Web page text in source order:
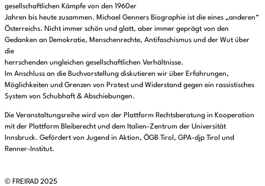
gesellschaftlichen Kämpfe von den 1960er
Jahren bis heute zusammen. Michael Genners Biographie ist die eines „anderen“
Österreichs. Nicht immer schön und glatt, aber immer geprägt von den
Gedanken an Demokratie, Menschenrechte, Antifaschismus und der Wut über
die
herrschenden ungleichen gesellschaftlichen Verhältnisse.
Im Anschluss an die Buchvorstellung diskutieren wir über Erfahrungen,
Möglichkeiten und Grenzen von Protest und Widerstand gegen ein rassistisches
System von Schubhaft & Abschiebungen.
Die Veranstaltungsreihe wird von der Plattform Rechtsberatung in Kooperation
mit der Plattform Bleiberecht und dem Italien-Zentrum der Universität
Innsbruck. Gefördert von Jugend in Aktion, ÖGB Tirol, GPA-djp Tirol und
Renner-Institut.
© FREIRAD 2025